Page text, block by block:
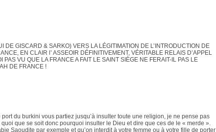
DE GISCARD & SARKO) VERS LA LÉGITIMATION DE L’INTRODUCTION DE
EN CLAIR l’ ASSEOIR DÉFINITIVEMENT, VÉRITABLE RELAIS D’APPEL
PAS VU QUE LA FRANCE A FAIT LE SAINT SIÈGE NE FERAIT-IL PAS LE
DE FRANCE !
du burkini vous partiez jusqu’à insulter toute une religion, je ne pense pas
que se soit donc pourquoi insulter le Dieu et dire que ces de le « merde ».
Saoudite par exemple et qu’on interdit à votre femme ou à votre fille de porter